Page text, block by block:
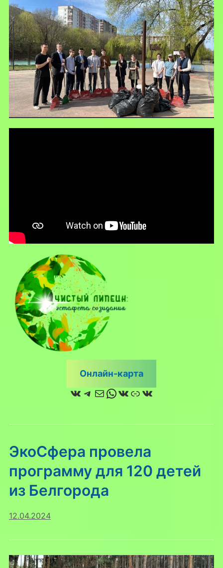
Онлайн-карта
ВКонтакте
Telegram
Почта
WhatsApp
ВКонтакте
Ссылка
ВКонтакте
ЭкоСфера провела
программу для 120 детей
из Белгорода
12.04.2024